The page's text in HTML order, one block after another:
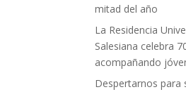
mitad del año
La Residencia
Salesiana celebra
acompañando
Despertarnos para